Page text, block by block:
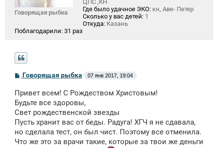
Говорящая рыбка
ЦПС ,КН
Где было удачное ЭКО: кн, Аве- Петер
Сколько у вас детей: 1
Откуда: Казань
Поблагодарили: 31 раз
С
б
щ
е
н
и
Говорящая рыбка 07 янв 2017, 19:04
Привет всем! С Рождеством Христовым!
Будьте все здоровы,
Свет рождественской звезды
Пусть хранит вас от беды. Радуга! ХГЧ я не сдавала,
но сделала тест, он был чист. Поэтому все отменила.
Что же это за врачи такие, которые за твои же деньги